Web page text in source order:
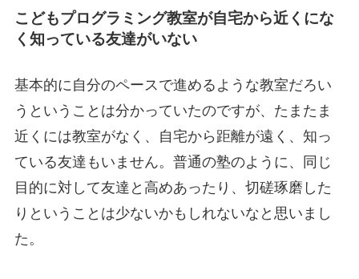
こどもプログラミング教室が自宅から近くにな
く知っている友達がいない
基本的に自分のペースで進めるような教室だろい
うということは分かっていたのですが、たまたま
近くには教室がなく、自宅から距離が遠く、知っ
ている友達もいません。普通の塾のように、同じ
目的に対して友達と高めあったり、切磋琢磨した
りということは少ないかもしれないなと思いまし
た。